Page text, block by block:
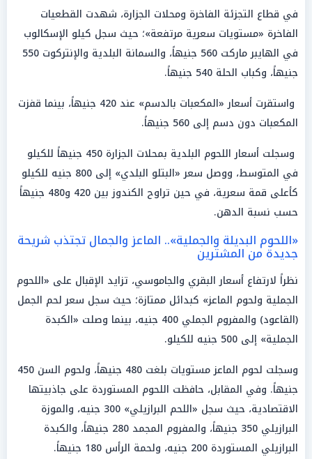
في قطاع التجزئة الفاخرة ومحلات الجزارة، شهدت القطعيات
الفاخرة «مستويات سعرية مرتفعة»؛ حيث سجل كيلو الإسكالوب
في الهايبر ماركت 560 جنيهاً، والسمانة البلدية والإنتركوت 550
جنيهاً، وكباب الحلة 540 جنيهاً.
واستقرت أسعار «المكعبات بالدسم» عند 420 جنيهاً، بينما قفزت
المكعبات دون دسم إلى 560 جنيهاً.
وسجلت أسعار اللحوم البلدية بمحلات الجزارة 450 جنيهاً للكيلو
في المتوسط، ووصل سعر «البتلو البلدي» إلى 800 جنيه للكيلو
كأعلى قمة سعرية، في حين تراوح الكندوز بين 420 و480 جنيهاً
حسب نسبة الدهن.
«اللحوم البديلة والجملية».. الماعز والجمال تجتذب شريحة
جديدة من المشترين
نظراً لارتفاع أسعار البقري والجاموسي، تزايد الإقبال على «اللحوم
الجملية ولحوم الماعز» كبدائل ممتازة؛ حيث سجل سعر لحم الجمل
(القاعود) والمفروم الجملي 400 جنيه، بينما وصلت «الكبدة
الجملية» إلى 500 جنيه للكيلو.
وسجلت لحوم الماعز مستويات بلغت 480 جنيهاً، ولحوم السن 450
جنيهاً. وفي المقابل، حافظت اللحوم المستوردة على جاذبيتها
الاقتصادية، حيث سجل «اللحم البرازيلي» 300 جنيه، والموزة
البرازيلي 350 جنيهاً، والمفروم المجمد 280 جنيهاً، والكبدة
البرازيلي المستوردة 200 جنيه، ولحمة الرأس 180 جنيهاً.